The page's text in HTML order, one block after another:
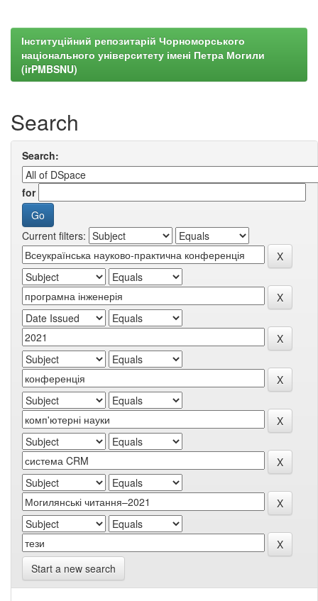
Інституційний репозитарій Чорноморського
національного університету імені Петра Могили
(irPMBSNU)
Search
Search:
for
Current filters:
Start a new search